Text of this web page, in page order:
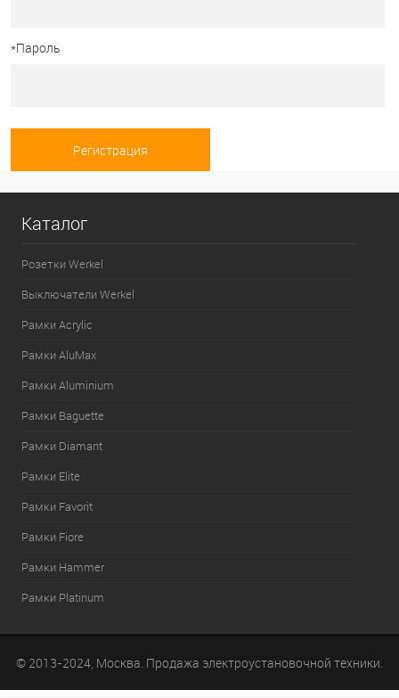
*Пароль
Каталог
Розетки Werkel
Выключатели Werkel
Рамки Acrylic
Рамки AluMax
Рамки Aluminium
Рамки Baguette
Рамки Diamant
Рамки Elite
Рамки Favorit
Рамки Fiore
Рамки Hammer
Рамки Platinum
© 2013-2024, Москва. Продажа электроустановочной техники.